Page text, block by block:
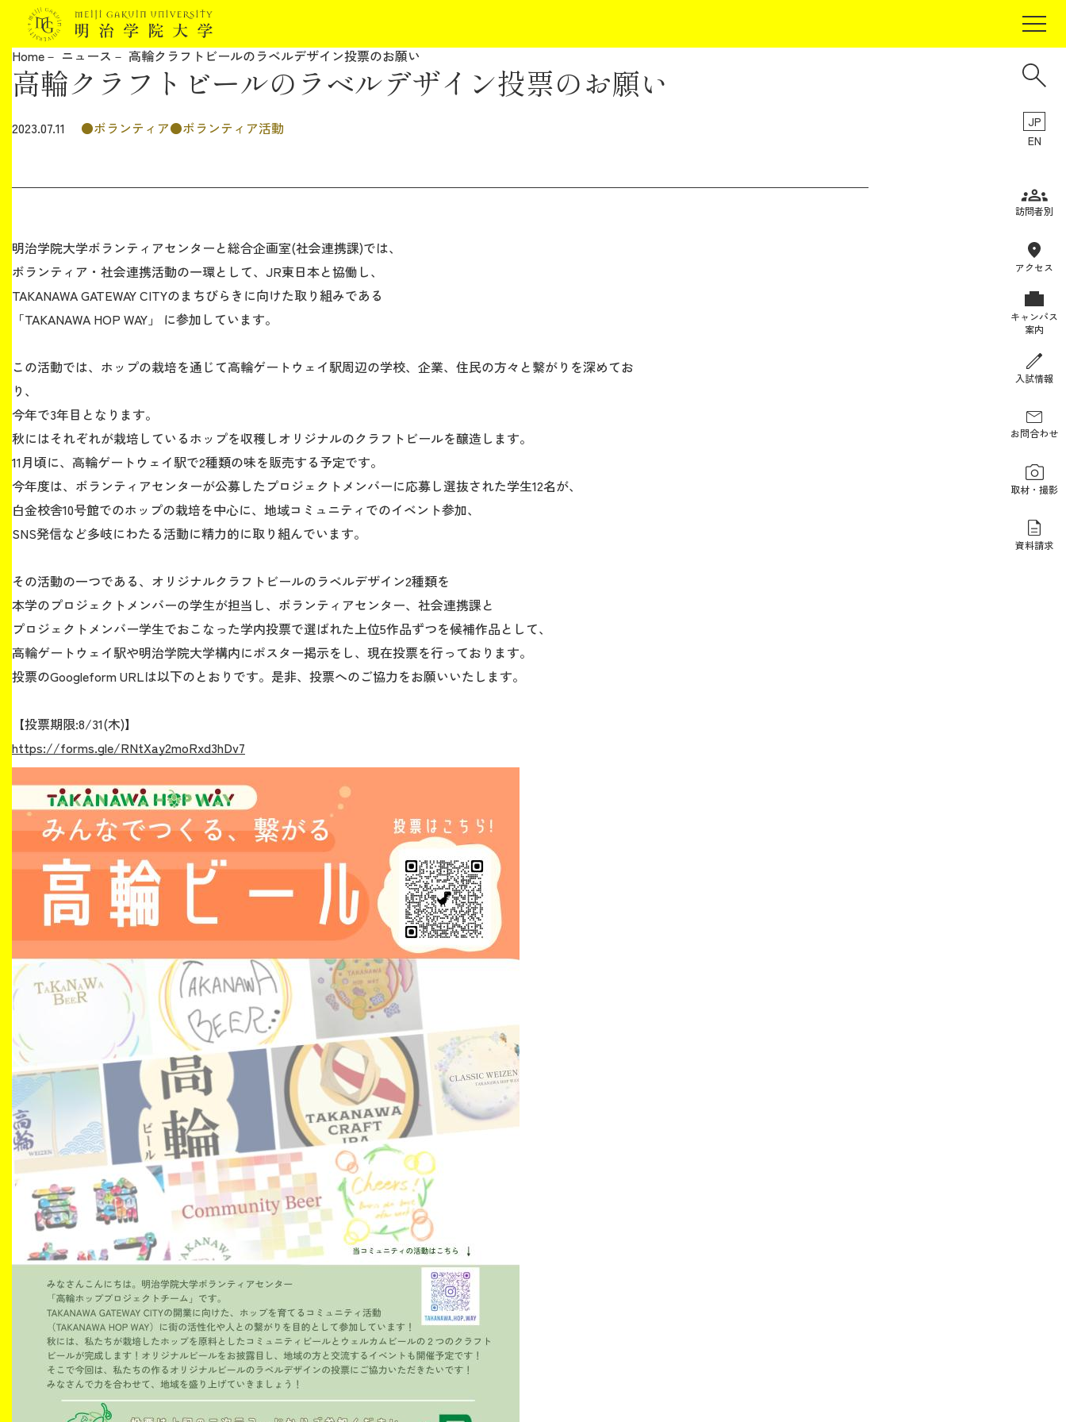
JP
EN
訪問者別
アクセス
キャンパス
案内
入試情報
お問合わせ
取材・撮影
資料請求
明治学院大学について
教育
留学・国際交流
生涯学習・社会連携
入試情報サイト
MGグッズ オンラインショップ
（外部サイト）
Home ニュース 高輪クラフトビールのラベルデザイン投票のお願い
高輪クラフトビールのラベルデザイン投票のお願い
2023.07.11 ボランティア ボランティア活動
明治学院大学ボランティアセンターと総合企画室(社会連携課)では、
ボランティア・社会連携活動の一環として、JR東日本と協働し、
TAKANAWA GATEWAY CITYのまちびらきに向けた取り組みである
「TAKANAWA HOP WAY」 に参加しています。
この活動では、ホップの栽培を通じて高輪ゲートウェイ駅周辺の学校、企業、住民の方々と繋がりを深めてお
り、
今年で3年目となります。
秋にはそれぞれが栽培しているホップを収穫しオリジナルのクラフトビールを醸造します。
11月頃に、高輪ゲートウェイ駅で2種類の味を販売する予定です。
今年度は、ボランティアセンターが公募したプロジェクトメンバーに応募し選抜された学生12名が、
白金校舎10号館でのホップの栽培を中心に、地域コミュニティでのイベント参加、
SNS発信など多岐にわたる活動に精力的に取り組んでいます。
その活動の一つである、オリジナルクラフトビールのラベルデザイン2種類を
本学のプロジェクトメンバーの学生が担当し、ボランティアセンター、社会連携課と
プロジェクトメンバー学生でおこなった学内投票で選ばれた上位5作品ずつを候補作品として、
高輪ゲートウェイ駅や明治学院大学構内にポスター掲示をし、現在投票を行っております。
投票のGoogleform URLは以下のとおりです。是非、投票へのご協力をお願いいたします。
【投票期限:8/31(木)】
https://forms.gle/RNtXay2moRxd3hDv7